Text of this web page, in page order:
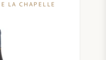
LA CHAPELLE